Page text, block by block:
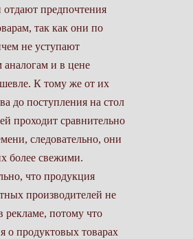
отдают предпочтения
так как они по
не уступают
и в цене
К тому же от их
до поступления на стол
проходит сравнительно
следовательно, они
более свежими.
что продукция
производителей не
рекламе, потому что
о продуктовых товарах